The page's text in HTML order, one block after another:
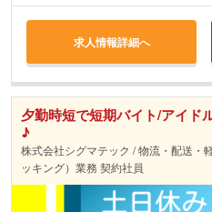
求人情報詳細へ
夕勤時短で短期バイト/アイド
♪
株式会社シグマテック / 物流・配送・
ッキング）業務 契約社員